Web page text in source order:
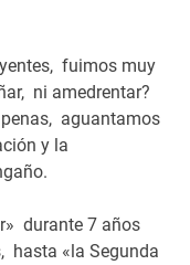
fuimos muy
ni amedrentar?
aguantamos
y la
durante 7 años
hasta «la Segunda